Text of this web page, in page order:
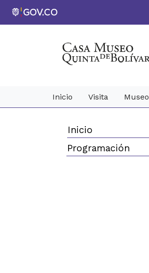
Inicio Visita Museo
Inicio
Programación